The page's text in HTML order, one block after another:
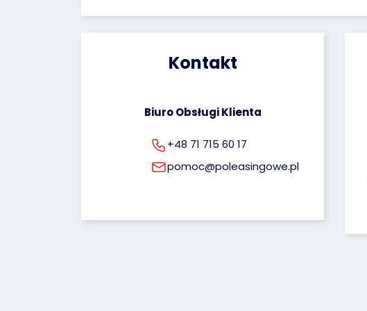
Kontakt
Biuro Obsługi Klienta
+48 71 715 60 17
pomoc@poleasingowe.pl